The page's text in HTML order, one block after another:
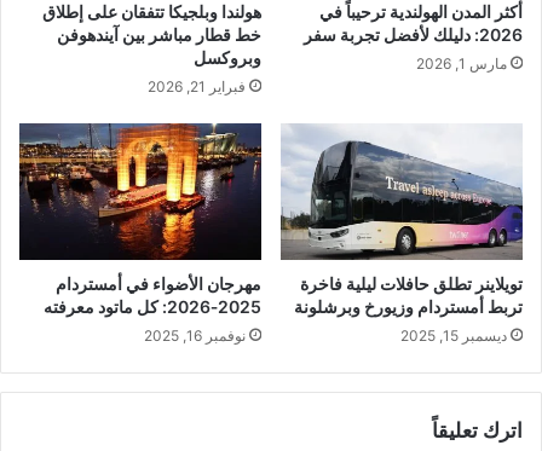
أكثر المدن الهولندية ترحيباً في
2026: دليلك لأفضل تجربة سفر
مارس 1, 2026
هولندا وبلجيكا تتفقان على إطلاق
خط قطار مباشر بين آيندهوفن
وبروكسل
فبراير 21, 2026
تويلاینر تطلق حافلات ليلية فاخرة
تربط أمستردام وزيورخ وبرشلونة
ديسمبر 15, 2025
مهرجان الأضواء في أمستردام
2025‑2026: كل ماتود معرفته
نوفمبر 16, 2025
اترك تعليقاً